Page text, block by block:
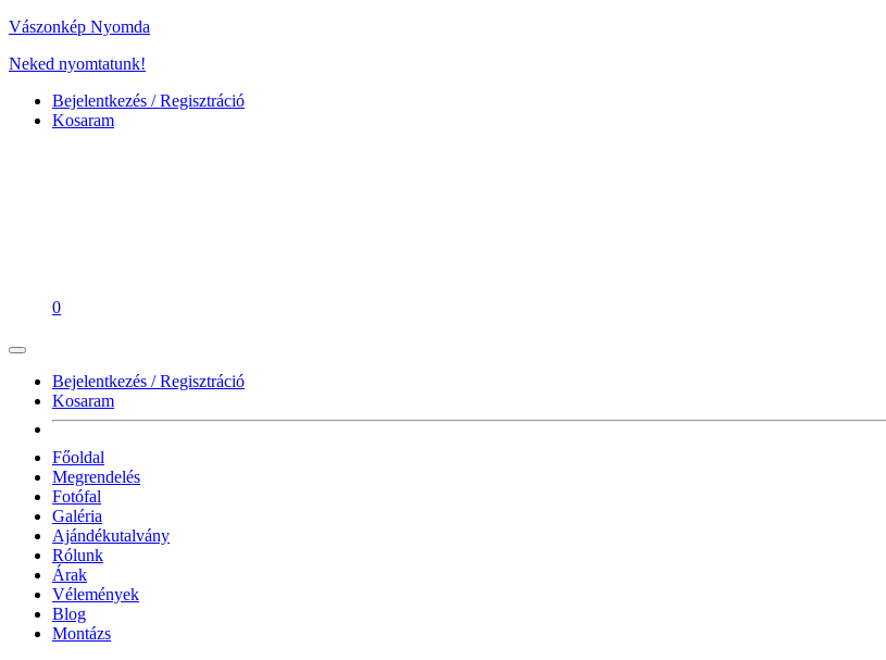
Vászonkép Nyomda
Neked nyomtatunk!
Bejelentkezés / Regisztráció
Kosaram
0
Bejelentkezés / Regisztráció
Kosaram
Főoldal
Megrendelés
Fotófal
Galéria
Ajándékutalvány
Rólunk
Árak
Vélemények
Blog
Montázs